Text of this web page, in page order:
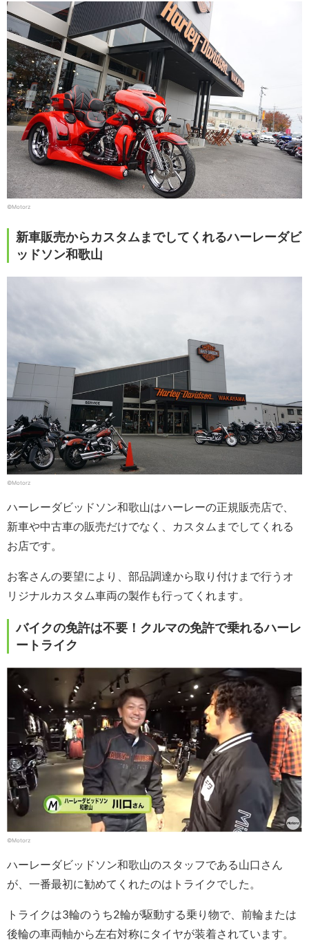
©Motorz
新車販売からカスタムまでしてくれるハーレーダビ
ッドソン和歌山
©Motorz
ハーレーダビッドソン和歌山はハーレーの正規販売店で、
新車や中古車の販売だけでなく、カスタムまでしてくれる
お店です。
お客さんの要望により、部品調達から取り付けまで行うオ
リジナルカスタム車両の製作も行ってくれます。
バイクの免許は不要！クルマの免許で乗れるハーレ
ートライク
©Motorz
ハーレーダビッドソン和歌山のスタッフである山口さん
が、一番最初に勧めてくれたのはトライクでした。
トライクは3輪のうち2輪が駆動する乗り物で、前輪または
後輪の車両軸から左右対称にタイヤが装着されています。